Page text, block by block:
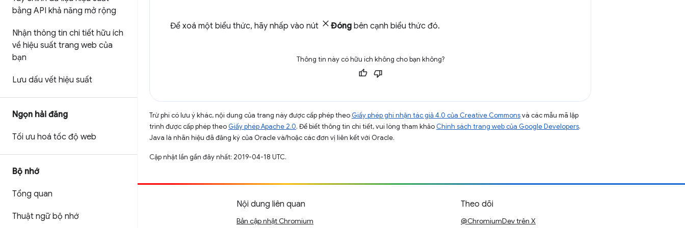
bằng API khả năng mở rộng
Nhận thông tin chi tiết hữu ích
về hiệu suất trang web của
bạn
Lưu dấu vết hiệu suất
Ngọn hải đăng
Tối ưu hoá tốc độ web
Bộ nhớ
Tổng quan
Thuật ngữ bộ nhớ
Để xoá một biểu thức, hãy nhấp vào nút Đóng bên cạnh biểu thức đó.
Thông tin này có hữu ích không cho bạn không?
Trừ phi có lưu ý khác, nội dung của trang này được cấp phép theo Giấy phép ghi nhận tác giả 4.0 của Creative Commonsvà các mẫu mã lập
trình được cấp phép theo Giấy phép Apache 2.0. Để biết thông tin chi tiết, vui lòng tham khảo Chính sách trang web của Google Developers.
Java là nhãn hiệu đã đăng ký của Oracle và/hoặc các đơn vị liên kết với Oracle.
Cập nhật lần gần đây nhất: 2019-04-18 UTC.
Báo cáo lỗi
Nội dung liên quan
Bản cập nhật Chromium
Theo dõi
@ChromiumDev trên X